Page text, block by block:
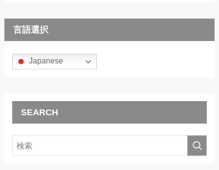
言語選択
Japanese
SEARCH